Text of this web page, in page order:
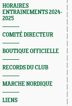
HORAIRES
ENTRAINEMENTS 2024-
2025
COMITÉ DIRECTEUR
BOUTIQUE OFFICIELLE
RECORDS DU CLUB
MARCHE NORDIQUE
LIENS